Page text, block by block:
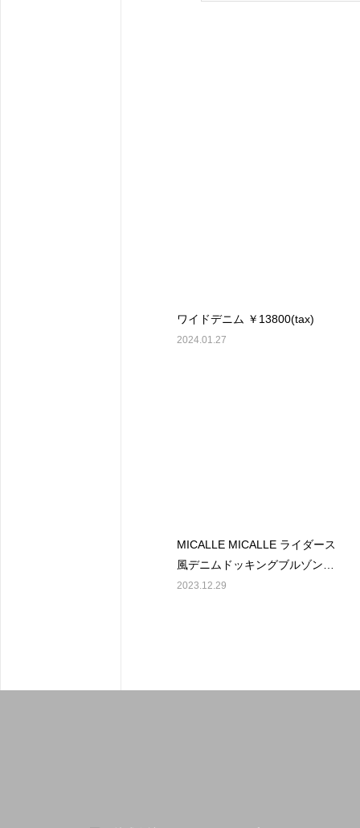
ワイドデニム ￥13800(tax)
2024.01.27
MICALLE MICALLE ライダース
風デニムドッキングブルゾン
￥16000(tax)
2023.12.29